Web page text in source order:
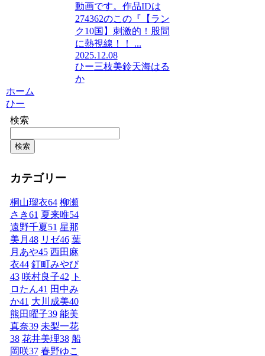
動画です。作品IDは
274362のこの『【ラン
ク10国】刺激的！股間
に熱視線！！ ...
2025.12.08
ひー三枝美鈴天海はる
か
ホーム
ひー
検索
検索
カテゴリー
桐山瑠衣64 柳瀬
さき61 夏来唯54
遠野千夏 51 星那
美月 48 リゼ46 葉
月あや45 西田麻
衣44 釘町みやび
43 咲村良子42
ト
ロたん41 田中み
か41 大川成美40
熊田曜子39 能美
真奈39 未梨一花
38 花井美理38 船
岡咲37 春野ゆこ